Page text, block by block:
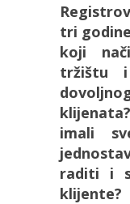
tri
koji
tržištu
imali
raditi i
klijente?